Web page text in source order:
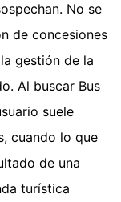
No se
de concesiones
gestión de la
Al buscar Bus
suele
cuando lo que
de una
turística